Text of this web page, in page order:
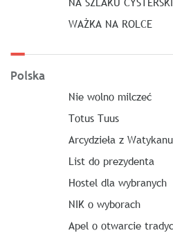
WAŻKA NA ROLCE
Polska
Nie wolno milczeć
Totus Tuus
Arcydzieła z Watykanu
List do prezydenta
Hostel dla wybranych
NIK o wyborach
Apel o otwarcie